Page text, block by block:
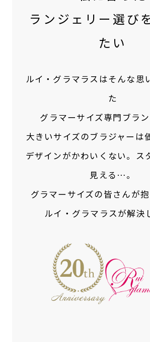
ランジェリー選び
たい
ルイ・グラマラスはそんな思
た
グラマーサイズ専門ブラン
大きいサイズのブラジャーは
デザインがかわいくない。ス
見える…。
グラマーサイズの皆さんが
ルイ・グラマラスが解決